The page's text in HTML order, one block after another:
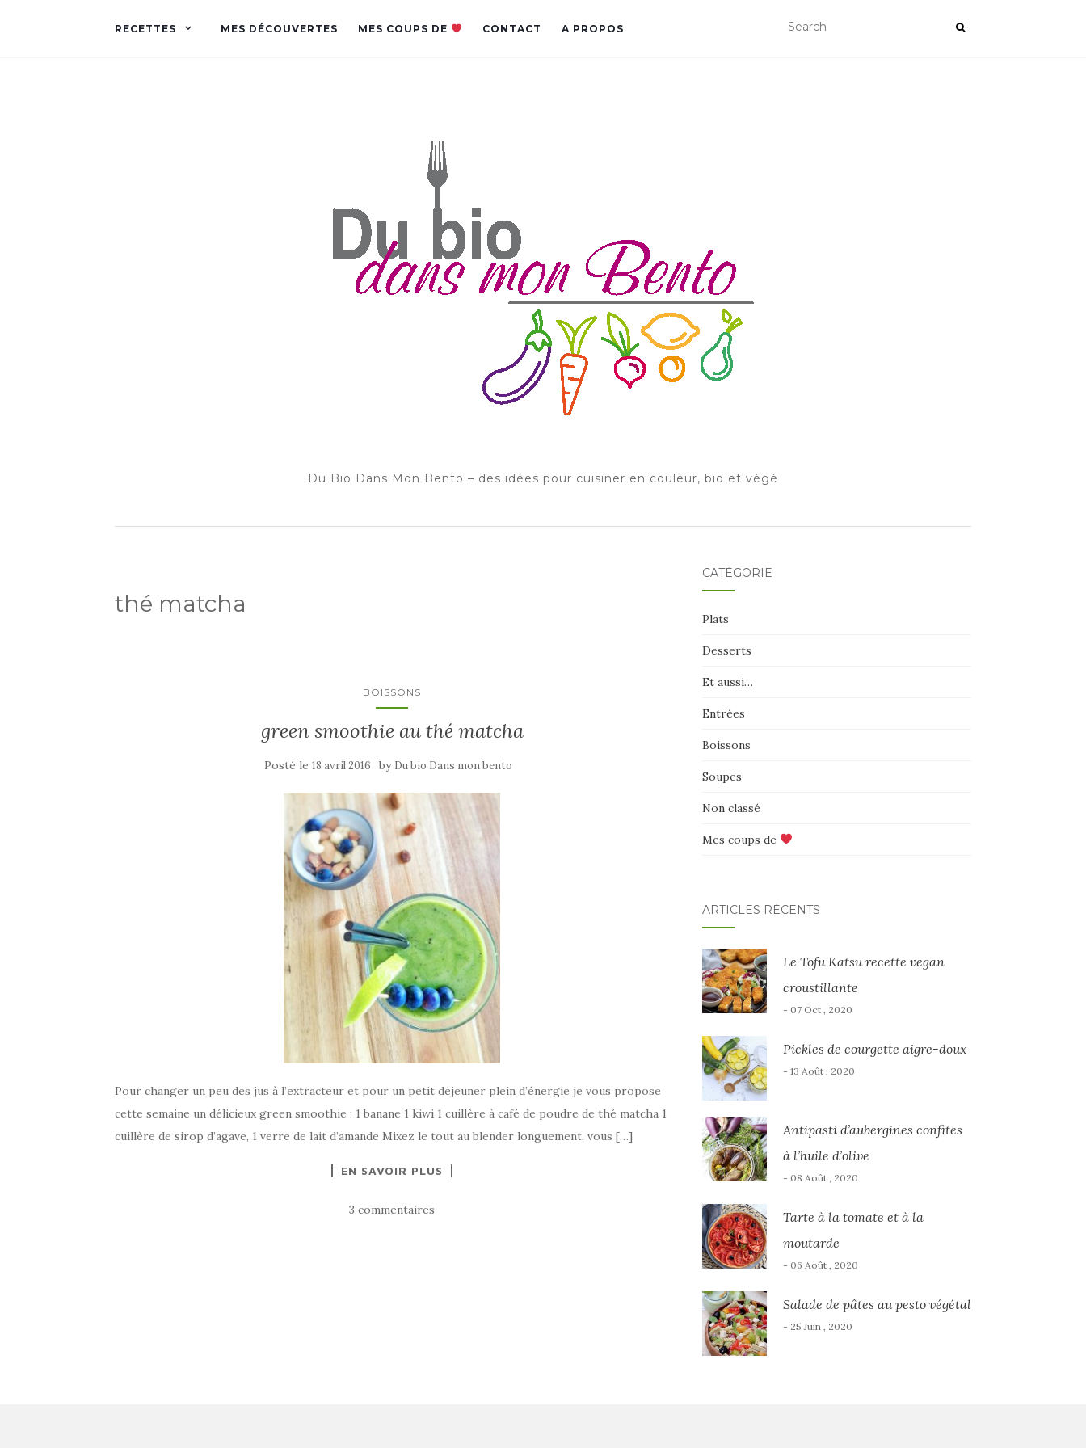
RECETTES MES DÉCOUVERTES MES COUPS DE CONTACT A PROPOS
Du Bio Dans Mon Bento – des idées pour cuisiner en couleur, bio et végé
thé matcha
BOISSONS
green smoothie au thé matcha
Posté le 18 avril 2016 by Du bio Dans mon bento
Pour changer un peu des jus à l’extracteur et pour un petit déjeuner plein d’énergie je vous propose
cette semaine un délicieux green smoothie : 1 banane 1 kiwi 1 cuillère à café de poudre de thé matcha 1
cuillère de sirop d’agave, 1 verre de lait d’amande Mixez le tout au blender longuement, vous […]
EN SAVOIR PLUS
3 commentaires
CATÉGORIE
Plats
Desserts
Et aussi…
Entrées
Boissons
Soupes
Non classé
Mes coups de
ARTICLES RÉCENTS
Le Tofu Katsu recette vegan
croustillante
- 07 Oct , 2020
Pickles de courgette aigre-doux
- 13 Août , 2020
Antipasti d’aubergines confites
à l’huile d’olive
- 08 Août , 2020
Tarte à la tomate et à la
moutarde
- 06 Août , 2020
Salade de pâtes au pesto végétal
- 25 Juin , 2020